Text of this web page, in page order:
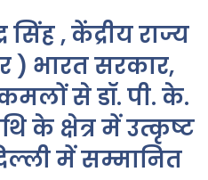
सिंह , केंद्रीय राज्य
) भारत सरकार,
से डॉ. पी. के.
के क्षेत्र में उत्कृष्ट
में सम्मानित